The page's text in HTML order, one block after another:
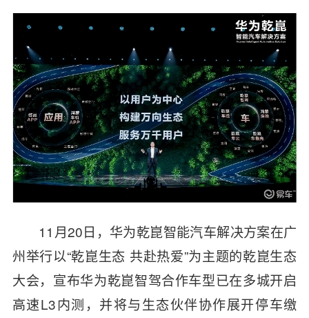
11月20日，华为乾崑智能汽车解决方案在广
州举行以“乾崑生态 共赴热爱”为主题的乾崑生态
大会，宣布华为乾崑智驾合作车型已在多城开启
高速L3内测，并将与生态伙伴协作展开停车缴